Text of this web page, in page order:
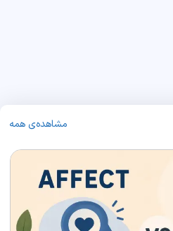
مشاهده‌ی همه